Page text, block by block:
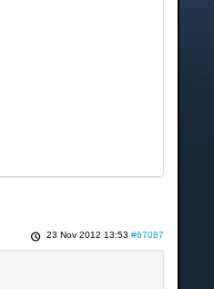
23 Nov 2012 13:53 #67087